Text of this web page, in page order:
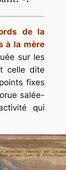
de la
à la mère
sur les
celle dite
fixes
salée-
qui